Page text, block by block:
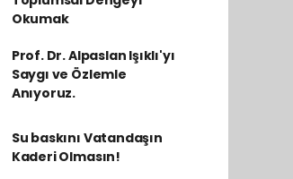
Okumak
Prof. Dr. Alpaslan Işıklı'yı
Saygı ve Özlemle
Anıyoruz.
Su baskını Vatandaşın
Kaderi Olmasın!